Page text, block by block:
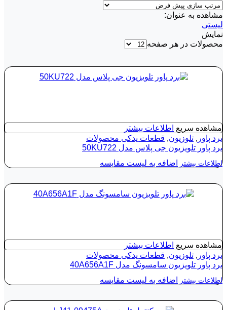
مشاهده به عنوان:
لیستی
نمایش
محصولات در هر صفحه
مشاهده سریع اطلاعات بیشتر
برد پاور , تلوزیون, قطعات یدکی محصولات
برد پاور تلویزیون جی پلاس مدل 50KU722
اطلاعات بیشتر اضافه به لیست مقایسه
مشاهده سریع اطلاعات بیشتر
برد پاور , تلوزیون, قطعات یدکی محصولات
برد پاور تلویزیون سامسونگ مدل 40A656A1F
اطلاعات بیشتر اضافه به لیست مقایسه